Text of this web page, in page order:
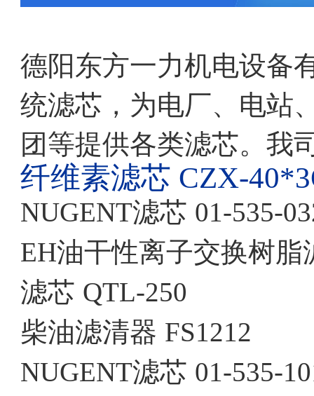
德阳东方一力机电设备
统滤芯，为电厂、电站
团等提供各类滤芯。我
纤维素滤芯 CZX-
NUGENT滤芯 01-535-
EH油干性离子交换树脂
滤芯 QTL-250
柴油滤清器 FS1212
NUGENT滤芯 01-535-